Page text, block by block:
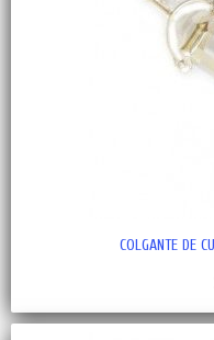
COLGANTE DE